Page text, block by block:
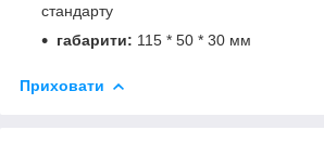
стандарту
габарити: 115 * 50 * 30 мм
Приховати